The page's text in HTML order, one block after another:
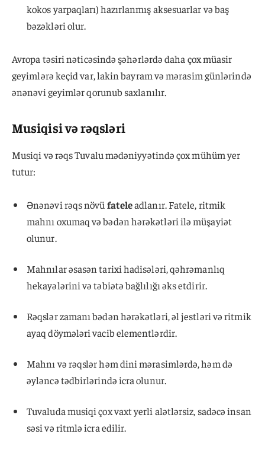
kokos yarpaqları) hazırlanmış aksesuarlar və baş
bəzəkləri olur.
Avropa təsiri nəticəsində şəhərlərdə daha çox müasir
geyimlərə keçid var, lakin bayram və mərasim günlərində
ənənəvi geyimlər qorunub saxlanılır.
Musiqisi və rəqsləri
Musiqi və rəqs Tuvalu mədəniyyətində çox mühüm yer
tutur:
Ənənəvi rəqs növü fateleadlanır. Fatele, ritmik
mahnı oxumaq və bədən hərəkətləri ilə müşayiət
olunur.
Mahnılar əsasən tarixi hadisələri, qəhrəmanlıq
hekayələrini və təbiətə bağlılığı əks etdirir.
Rəqslər zamanı bədən hərəkətləri, əl jestləri və ritmik
ayaq döymələri vacib elementlərdir.
Mahnı və rəqslər həm dini mərasimlərdə, həm də
əyləncə tədbirlərində icra olunur.
Tuvaluda musiqi çox vaxt yerli alətlərsiz, sadəcə insan
səsi və ritmlə icra edilir.